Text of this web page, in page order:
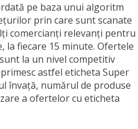
pe baza unui algoritm
prin care sunt scanate
comercianți relevanți pentru
la fiecare 15 minute. Ofertele
la un nivel competitiv
astfel eticheta Super
învață, numărul de produse
a ofertelor cu eticheta